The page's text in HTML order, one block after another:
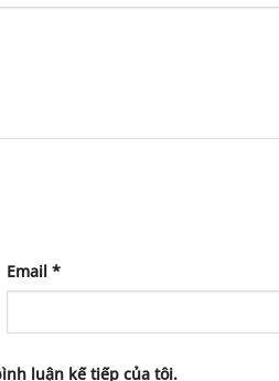
Email *
luận kế tiếp của tôi.